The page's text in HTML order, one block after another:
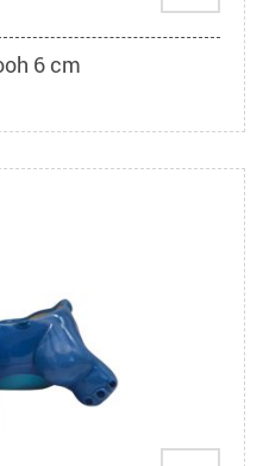
6 cm